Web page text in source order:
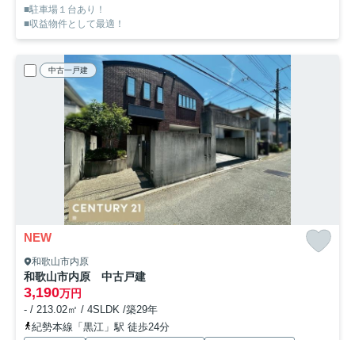
■駐車場１台あり！
■収益物件として最適！
中古一戸建
NEW
和歌山市内原
和歌山市内原 中古戸建
3,190万円
- / 213.02㎡ / 4SLDK /築29年
紀勢本線「黒江」駅 徒歩24分